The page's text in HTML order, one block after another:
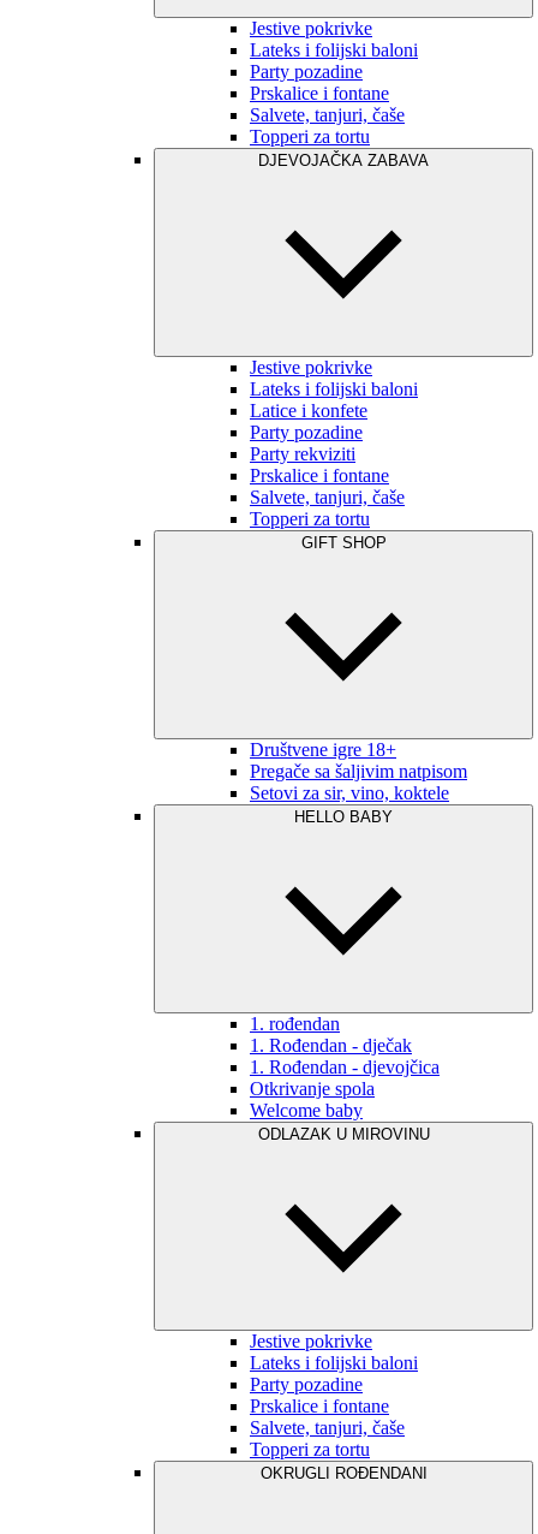
Jestive pokrivke
Lateks i folijski baloni
Party pozadine
Prskalice i fontane
Salvete, tanjuri, čaše
Topperi za tortu
DJEVOJAČKA ZABAVA
Jestive pokrivke
Lateks i folijski baloni
Latice i konfete
Party pozadine
Party rekviziti
Prskalice i fontane
Salvete, tanjuri, čaše
Topperi za tortu
GIFT SHOP
Društvene igre 18+
Pregače sa šaljivim natpisom
Setovi za sir, vino, koktele
HELLO BABY
1. rođendan
1. Rođendan - dječak
1. Rođendan - djevojčica
Otkrivanje spola
Welcome baby
ODLAZAK U MIROVINU
Jestive pokrivke
Lateks i folijski baloni
Party pozadine
Prskalice i fontane
Salvete, tanjuri, čaše
Topperi za tortu
OKRUGLI ROĐENDANI